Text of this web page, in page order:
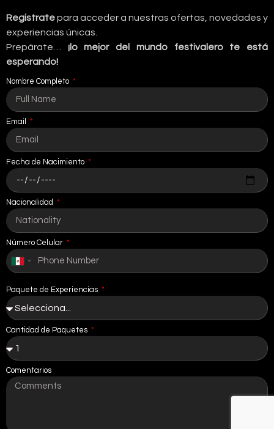
Registratepara acceder a nuestras ofertas, novedades y
experiencias únicas.
Prepárate… ¡lo mejor del mundo festivalero te está
esperando!
Nombre Completo
Email
Fecha de Nacimiento
Nacionalidad
Número Celular
Mexico
Paquete de Experiencias
Cantidad de Paquetes
Comentarios